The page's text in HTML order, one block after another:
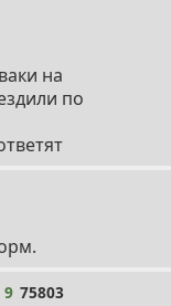
на
по
9 75803